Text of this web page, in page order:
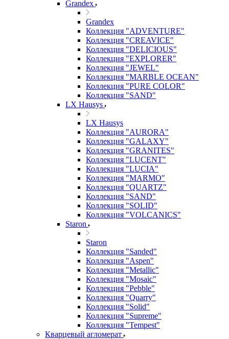
Grandex
Grandex
Коллекция "ADVENTURE"
Коллекция "CREAVICE"
Коллекция "DELICIOUS"
Коллекция "EXPLORER"
Коллекция "JEWEL"
Коллекция "MARBLE OCEAN"
Коллекция "PURE COLOR"
Коллекция "SAND"
LX Hausys
LX Hausys
Коллекция "AURORA"
Коллекция "GALAXY"
Коллекция "GRANITES"
Коллекция "LUCENT"
Коллекция "LUCIA"
Коллекция "MARMO"
Коллекция "QUARTZ"
Коллекция "SAND"
Коллекция "SOLID"
Коллекция "VOLCANICS"
Staron
Staron
Коллекция "Sanded"
Коллекция "Aspen"
Коллекция "Metallic"
Коллекция "Mosaic"
Коллекция "Pebble"
Коллекция "Quarry"
Коллекция "Solid"
Коллекция "Supreme"
Коллекция "Tempest"
Кварцевый агломерат